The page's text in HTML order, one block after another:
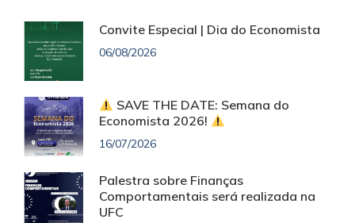
Convite Especial | Dia do Economista
06/08/2026
SAVE THE DATE: Semana do
Economista 2026!
16/07/2026
Palestra sobre Finanças
Comportamentais será realizada na
UFC